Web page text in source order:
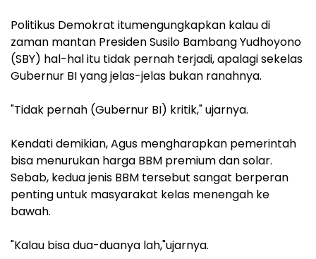
Politikus Demokrat itumengungkapkan kalau di
zaman mantan Presiden Susilo Bambang Yudhoyono
(SBY) hal-hal itu tidak pernah terjadi, apalagi sekelas
Gubernur BI yang jelas-jelas bukan ranahnya.
"Tidak pernah (Gubernur BI) kritik," ujarnya.
Kendati demikian, Agus mengharapkan pemerintah
bisa menurukan harga BBM premium dan solar.
Sebab, kedua jenis BBM tersebut sangat berperan
penting untuk masyarakat kelas menengah ke
bawah.
"Kalau bisa dua-duanya lah,"ujarnya.